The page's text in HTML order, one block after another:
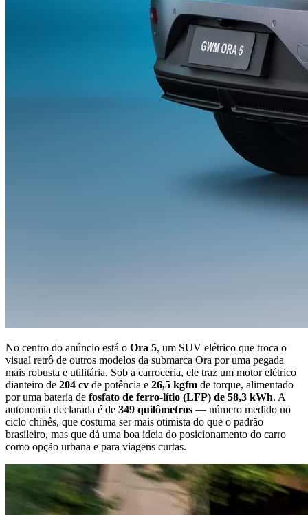
No centro do anúncio está o Ora 5, um SUV elétrico que troca o
visual retrô de outros modelos da submarca Ora por uma pegada
mais robusta e utilitária. Sob a carroceria, ele traz um motor elétrico
dianteiro de 204 cv de potência e 26,5 kgfm de torque, alimentado
por uma bateria de fosfato de ferro-lítio (LFP) de 58,3 kWh. A
autonomia declarada é de 349 quilômetros — número medido no
ciclo chinês, que costuma ser mais otimista do que o padrão
brasileiro, mas que dá uma boa ideia do posicionamento do carro
como opção urbana e para viagens curtas.